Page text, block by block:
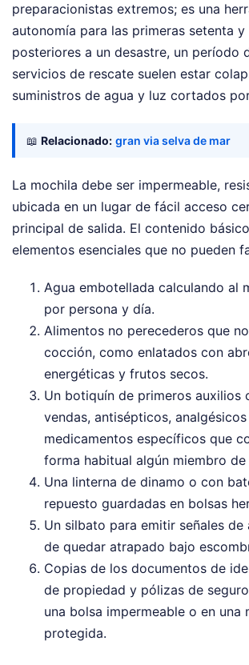
preparacionistas extremos; es una
autonomía para las primeras setenta
posteriores a un desastre, un período
servicios de rescate suelen estar
suministros de agua y luz cortados
📖 Relacionado: gran via selva de mar
La mochila debe ser impermeable,
ubicada en un lugar de fácil acceso
principal de salida. El contenido
elementos esenciales que no pueden
Agua embotellada calculando al
por persona y día.
Alimentos no perecederos que
cocción, como enlatados con
energéticas y frutos secos.
Un botiquín de primeros auxilios
vendas, antisépticos,
medicamentos específicos que
forma habitual algún miembro de
Una linterna de dinamo o con
repuesto guardadas en bolsas
Un silbato para emitir señales de
de quedar atrapado bajo
Copias de los documentos de
de propiedad y pólizas de
una bolsa impermeable o en una
protegida.